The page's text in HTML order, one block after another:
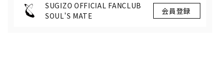
SUGIZO OFFICIAL FANCLUB
SOUL'S MATE